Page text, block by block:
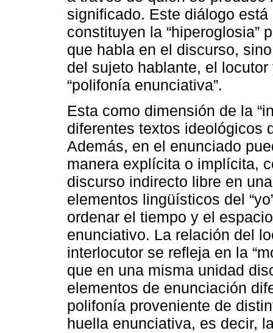
significado. Este diálogo
constituyen la “hiperoglosia”
que habla en el discurso,
del sujeto hablante, el
“polifonía enunciativa”.
Esta como dimensión de la
diferentes textos ideológicos
Además, en el enunciado
manera explícita o implícita,
discurso indirecto libre en
elementos lingüísticos del
ordenar el tiempo y el
enunciativo. La relación del
interlocutor se refleja en la
que en una misma unidad
elementos de enunciación
polifonía proveniente de
huella enunciativa, es decir,